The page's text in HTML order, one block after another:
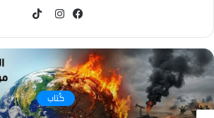
كُتاب